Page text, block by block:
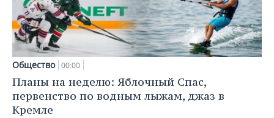
Общество 00:00
Планы на неделю: Яблочный Спас,
первенство по водным лыжам, джаз в
Кремле